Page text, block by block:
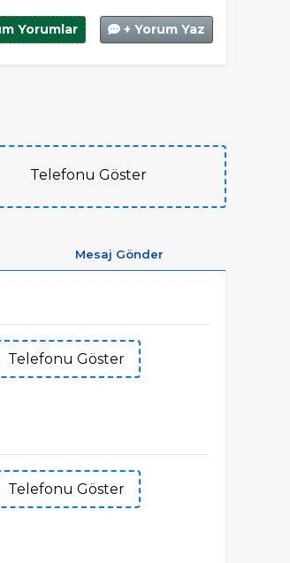
Yorumlar + Yorum Yaz
Telefonu Göster
Mesaj Gönder
Telefonu Göster
Telefonu Göster